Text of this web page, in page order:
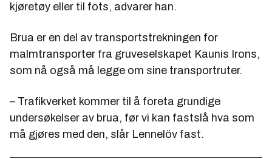
kjøretøy eller til fots, advarer han.
Brua er en del av transportstrekningen for
malmtransporter fra gruveselskapet Kaunis Irons,
som nå også må legge om sine transportruter.
– Trafikverket kommer til å foreta grundige
undersøkelser av brua, før vi kan fastslå hva som
må gjøres med den, slår Lennelöv fast.